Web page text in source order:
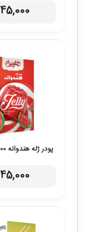
45,000
پودر ژله هندوانه ۱۰۰ گرمی هلچین
45,000